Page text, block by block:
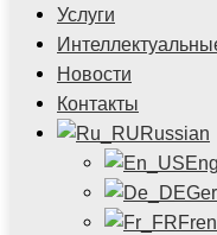
Услуги
Новости
Контакты
Russian